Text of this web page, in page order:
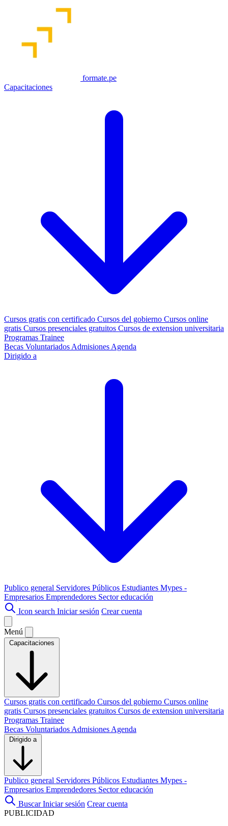
formate.pe
Capacitaciones
Cursos gratis con certificado Cursos del gobierno Cursos online
gratis Cursos presenciales gratuitos Cursos de extension universitaria
Programas Trainee
Becas Voluntariados Admisiones Agenda
Dirigido a
Publico general Servidores Públicos Estudiantes Mypes -
Empresarios Emprendedores Sector educación
Icon search Iniciar sesión Crear cuenta
Menú
Capacitaciones
Cursos gratis con certificado Cursos del gobierno Cursos online
gratis Cursos presenciales gratuitos Cursos de extension universitaria
Programas Trainee
Becas Voluntariados Admisiones Agenda
Dirigido a
Publico general Servidores Públicos Estudiantes Mypes -
Empresarios Emprendedores Sector educación
Buscar Iniciar sesión Crear cuenta
PUBLICIDAD